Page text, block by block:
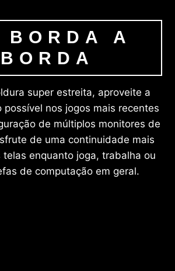
BORDA A
BORDA
super estreita, aproveite a
possível nos jogos mais recentes
de múltiplos monitores de
de uma continuidade mais
enquanto joga, trabalha ou
de computação em geral.